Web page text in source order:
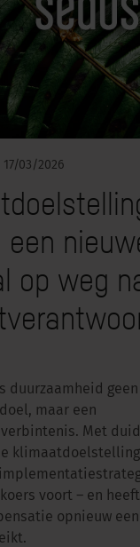
17/03/2026
een
op weg
duurzaamheid geen
maar een
Met
voort – en
opnieuw